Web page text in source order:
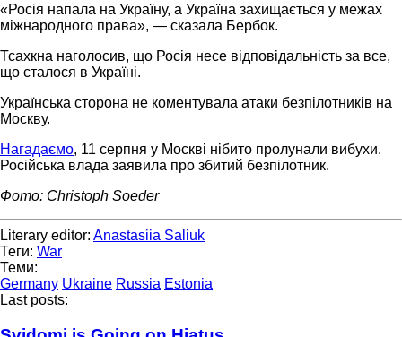
«Росія напала на Україну, а Україна захищається у межах
міжнародного права», — сказала Бербок.
Тсахкна наголосив, що Росія несе відповідальність за все,
що сталося в Україні.
Українська сторона не коментувала атаки безпілотників на
Москву.
Нагадаємо, 11 серпня у Москві нібито пролунали вибухи.
Російська влада заявила про збитий безпілотник.
Фото: Christoph Soeder
Literary editor: Anastasiia Saliuk
Теги: War
Теми:
Germany Ukraine Russia Estonia
Last posts: